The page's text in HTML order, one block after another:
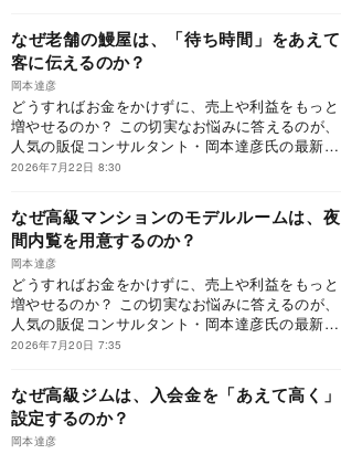
は、「行動経済学×現場目線」で「つい買いたく
なる」販促の仕掛けとは何かを言語化した初の
書。本書が提示するのは、「お客様の購買行動そ
のものを変える設計とは？」です。どうすれば、
「利益が残る経営」へと変われるのか？ 本連載で
は、『客単価アップ大事典』に収録しきれなかっ
た事例の中から、現場ですぐに導入でき、成果に
つながりやすい客単価アップの仕掛けを厳選して
なぜ老舗の鰻屋は、「待ち時間」をあえて
客に伝えるのか？
岡本達彦
どうすればお金をかけずに、売上や利益をもっと
増やせるのか？ この切実なお悩みに答えるのが、
人気の販促コンサルタント・岡本達彦氏の最新刊
『客単価アップ大事典 「つい買ってしまう」販
は、「行動経済学×現場目線」で「つい買いたく
なる」販促の仕掛けとは何かを言語化した初の
書。本書が提示するのは、「お客様の購買行動そ
のものを変える設計とは？」です。どうすれば、
「利益が残る経営」へと変われるのか？ 本連載で
は、『客単価アップ大事典』に収録しきれなかっ
た事例の中から、現場ですぐに導入でき、成果に
つながりやすい客単価アップの仕掛けを厳選して
2026年7月22日 8:30
なぜ高級マンションのモデルルームは、夜
間内覧を用意するのか？
岡本達彦
どうすればお金をかけずに、売上や利益をもっと
増やせるのか？ この切実なお悩みに答えるのが、
人気の販促コンサルタント・岡本達彦氏の最新刊
『客単価アップ大事典 「つい買ってしまう」販
は、「行動経済学×現場目線」で「つい買いたく
なる」販促の仕掛けとは何かを言語化した初の
書。本書が提示するのは、「お客様の購買行動そ
のものを変える設計とは？」です。どうすれば、
2026年7月20日 7:35
なぜ高級ジムは、入会金を「あえて高く」
設定するのか？
岡本達彦